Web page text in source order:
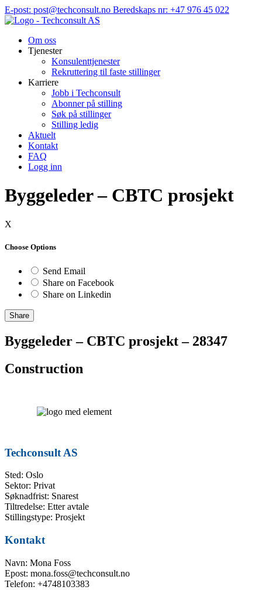
Hopp
til
E-post: post@techconsult.no Beredskaps nr: +47 976 45 022
Om oss
Tjenester
Konsulenttjenester
Rekruttering til faste stillinger
Karriere
Jobb i Techconsult
Abonner på stilling
Søk på stillinger
Stilling ledig
Aktuelt
Kontakt
FAQ
Logg inn
Byggeleder – CBTC prosjekt
X
Choose Options
Send Email
Share on Facebook
Share on Linkedin
Share
Byggeleder – CBTC prosjekt – 28347
Construction
Techconsult AS
Sted: Oslo
Sektor: Privat
Søknadfrist: Snarest
Tiltredelse: Etter avtale
Stillingstype: Prosjekt
Kontakt
Navn: Mona Foss
Epost: mona.foss@techconsult.no
Telefon: +4748103383